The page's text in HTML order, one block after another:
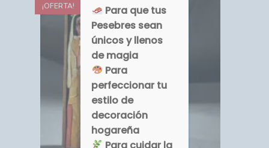
¡OFERTA!
Para que tus
Pesebres sean
únicos y llenos
de magia
Para
perfeccionar tu
estilo de
decoración
hogareña
Para cuidar la